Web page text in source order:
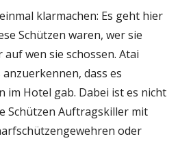
klarmachen: Es geht hier
Schützen waren, wer sie
wen sie schossen. Atai
dass es
im Hotel gab. Dabei ist es nicht
Schützen Auftragskiller mit
oder